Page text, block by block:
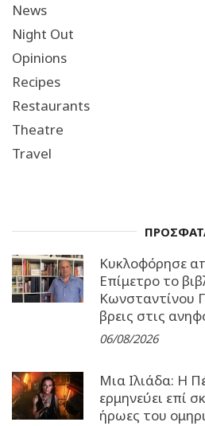
News
Night Out
Opinions
Recipes
Restaurants
Theatre
Travel
Κυκλοφόρησε
Επίμετρο το
Κωνσταντίνου
βρεις στις
06/08/2026
Μια Ιλιάδα: H
ερμηνεύει επί
ήρωες του